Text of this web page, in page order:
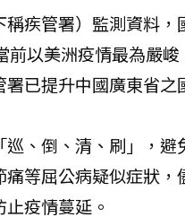
疾管署）監測資料
以美洲疫情最為嚴
已提升中國廣東省
、倒、清、刷」，
等屈公病疑似症狀
疫情蔓延。